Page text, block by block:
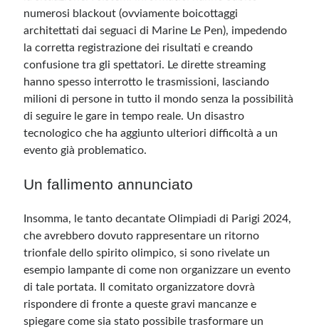
numerosi blackout (ovviamente boicottaggi
architettati dai seguaci di Marine Le Pen), impedendo
la corretta registrazione dei risultati e creando
confusione tra gli spettatori. Le dirette streaming
hanno spesso interrotto le trasmissioni, lasciando
milioni di persone in tutto il mondo senza la possibilità
di seguire le gare in tempo reale. Un disastro
tecnologico che ha aggiunto ulteriori difficoltà a un
evento già problematico.
Un fallimento annunciato
Insomma, le tanto decantate Olimpiadi di Parigi 2024,
che avrebbero dovuto rappresentare un ritorno
trionfale dello spirito olimpico, si sono rivelate un
esempio lampante di come non organizzare un evento
di tale portata. Il comitato organizzatore dovrà
rispondere di fronte a queste gravi mancanze e
spiegare come sia stato possibile trasformare un